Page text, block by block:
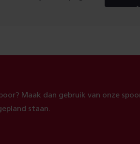
Maak dan gebruik van onze
staan.